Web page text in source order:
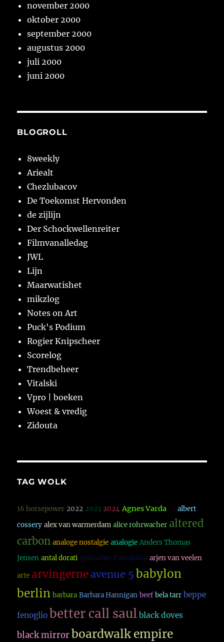
november 2000
oktober 2000
september 2000
augustus 2000
juli 2000
juni 2000
BLOGROLL
8weekly
Ariealt
Chezlubacov
De Toekomst Hervonden
de zijlijn
Der Schockwellenreiter
Filmvanalledag
JWL
Lijn
Maarwatishet
mikzlog
Notes on Art
Puck's Podium
Rogier Knipscheer
Scorelog
Trendbeheer
Vitalski
Vpro | boeken
Woest & vredig
Zidouta
TAG WOLK
16 horsepower 2022 2023 2024 Agnes Varda
albert
cossery alex van warmerdam alice rohrwacher altered
carbon analoge nostalgie analogie Anders Thomas
Jensen antal dorati Aphrodite Patoulidou arjen van veelen
arte arvingerne avenue 5 babylon
berlin barbara Barbara Hannigan beef bela tarr beppe
fenoglio better call saul black doves
black mirror boardwalk empire